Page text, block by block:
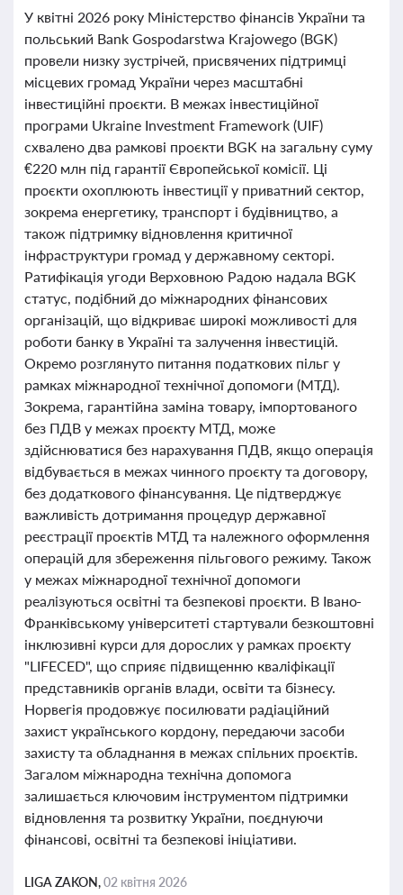
У квітні 2026 року Міністерство фінансів України та
польський Bank Gospodarstwa Krajowego (BGK)
провели низку зустрічей, присвячених підтримці
місцевих громад України через масштабні
інвестиційні проєкти. В межах інвестиційної
програми Ukraine Investment Framework (UIF)
схвалено два рамкові проєкти BGK на загальну суму
€220 млн під гарантії Європейської комісії. Ці
проєкти охоплюють інвестиції у приватний сектор,
зокрема енергетику, транспорт і будівництво, а
також підтримку відновлення критичної
інфраструктури громад у державному секторі.
Ратифікація угоди Верховною Радою надала BGK
статус, подібний до міжнародних фінансових
організацій, що відкриває широкі можливості для
роботи банку в Україні та залучення інвестицій.
Окремо розглянуто питання податкових пільг у
рамках міжнародної технічної допомоги (МТД).
Зокрема, гарантійна заміна товару, імпортованого
без ПДВ у межах проєкту МТД, може
здійснюватися без нарахування ПДВ, якщо операція
відбувається в межах чинного проєкту та договору,
без додаткового фінансування. Це підтверджує
важливість дотримання процедур державної
реєстрації проєктів МТД та належного оформлення
операцій для збереження пільгового режиму. Також
у межах міжнародної технічної допомоги
реалізуються освітні та безпекові проєкти. В Івано-
Франківському університеті стартували безкоштовні
інклюзивні курси для дорослих у рамках проєкту
"LIFECED", що сприяє підвищенню кваліфікації
представників органів влади, освіти та бізнесу.
Норвегія продовжує посилювати радіаційний
захист українського кордону, передаючи засоби
захисту та обладнання в межах спільних проєктів.
Загалом міжнародна технічна допомога
залишається ключовим інструментом підтримки
відновлення та розвитку України, поєднуючи
фінансові, освітні та безпекові ініціативи.
LIGA ZAKON,02 квітня 2026